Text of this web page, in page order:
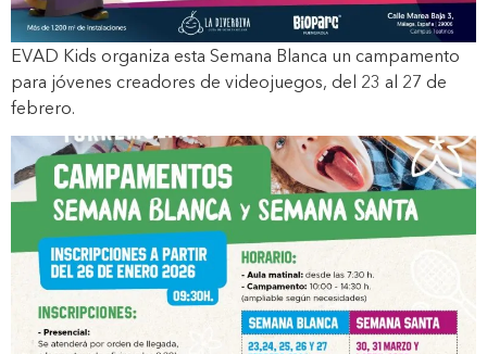
EVAD Kids organiza esta Semana Blanca un campamento
para jóvenes creadores de videojuegos, del 23 al 27 de
febrero.